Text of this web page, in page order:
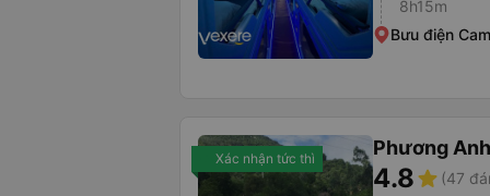
8h15m
Bưu điện Cam
Xác nhận tức thì Phương
4.8star (47